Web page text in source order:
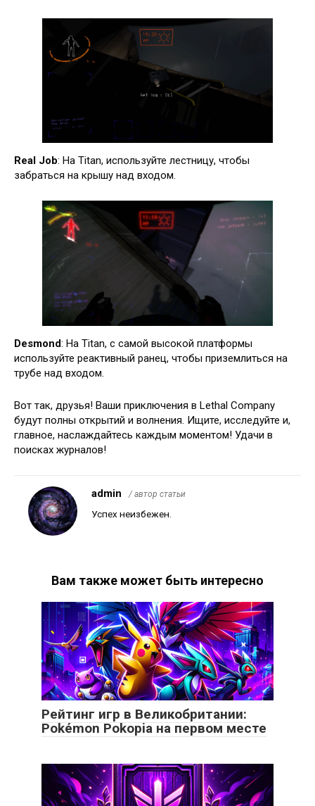
Real Job: На Titan, используйте лестницу, чтобы
забраться на крышу над входом.
Desmond: На Titan, с самой высокой платформы
используйте реактивный ранец, чтобы приземлиться на
трубе над входом.
Вот так, друзья! Ваши приключения в Lethal Company
будут полны открытий и волнения. Ищите, исследуйте и,
главное, наслаждайтесь каждым моментом! Удачи в
поисках журналов!
admin / автор статьи
Успех неизбежен.
Вам также может быть интересно
Рейтинг игр в Великобритании:
Pokémon Pokopia на первом месте